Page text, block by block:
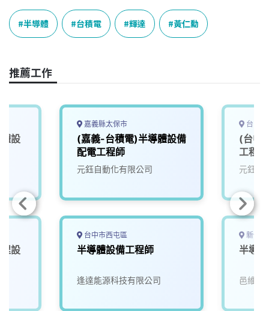
c
e
b
o
k
n
e
r
e
a
k
n
p
y
L
k
半導體 台積電 輝達 黃仁勳
推薦工作
設
設
嘉義縣太保市
(嘉義-台積電)半導體設備
配電工程師
元鈺自動化有限公司
台中市西屯區
半導體設備工程師
逢達能源科技有限公司
台中
(台中-
工程師
元鈺自
新竹
半導
邑維科